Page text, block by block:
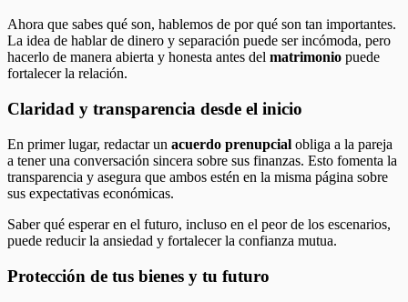
Ahora que sabes qué son, hablemos de por qué son tan importantes.
La idea de hablar de dinero y separación puede ser incómoda, pero
hacerlo de manera abierta y honesta antes del matrimonio puede
fortalecer la relación.
Claridad y transparencia desde el inicio
En primer lugar, redactar un acuerdo prenupcial obliga a la pareja
a tener una conversación sincera sobre sus finanzas. Esto fomenta la
transparencia y asegura que ambos estén en la misma página sobre
sus expectativas económicas.
Saber qué esperar en el futuro, incluso en el peor de los escenarios,
puede reducir la ansiedad y fortalecer la confianza mutua.
Protección de tus bienes y tu futuro